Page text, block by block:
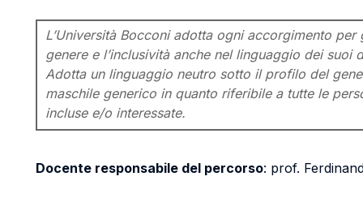
L’Università Bocconi adotta ogni accorgimento
genere e l’inclusività anche nel linguaggio dei suoi
Adotta un linguaggio neutro sotto il profilo del
maschile generico in quanto riferibile a tutte le
incluse e/o interessate.
Docente responsabile del percorso: prof.